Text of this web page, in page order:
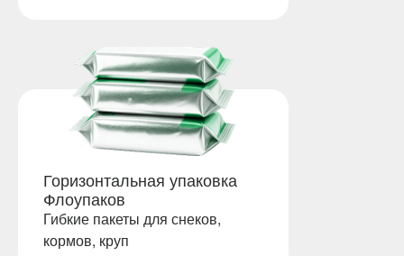
Горизонтальная упаковка
Флоупаков
Гибкие пакеты для снеков,
кормов, круп